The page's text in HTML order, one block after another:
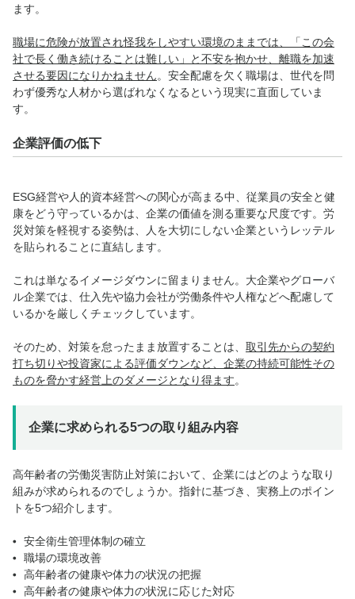
ます。
職場に危険が放置され怪我をしやすい環境のままでは、「この会
社で長く働き続けることは難しい」と不安を抱かせ、離職を加速
させる要因になりかねません。安全配慮を欠く職場は、世代を問
わず優秀な人材から選ばれなくなるという現実に直面していま
す。
企業評価の低下
ESG経営や人的資本経営への関心が高まる中、従業員の安全と健
康をどう守っているかは、 企業の価値を測る重要な尺度です。労
災対策を軽視する姿勢は、人を大切にしない企業というレッテル
を貼られることに直結します。
これは単なるイメージダウンに留まりません。大企業やグローバ
ル企業では、仕入先や協力会社が労働条件や人権などへ配慮して
いるかを厳しくチェックしています。
そのため、対策を怠ったまま放置することは、 取引先からの契約
打ち切りや投資家による評価ダウンなど、 企業の持続可能性その
ものを脅かす経営上のダメージとなり得ます。
企業に求められる5つの取り組み内容
高年齢者の労働災害防止対策において、企業にはどのような取り
組みが求められるのでしょうか。指針に基づき、実務上のポイン
トを5つ紹介します。
安全衛生管理体制の確立
職場の環境改善
高年齢者の健康や体力の状況の把握
高年齢者の健康や体力の状況に応じた対応